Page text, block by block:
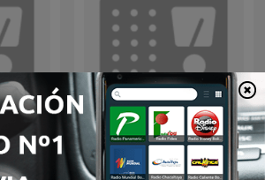
La vida despues de la
muerte